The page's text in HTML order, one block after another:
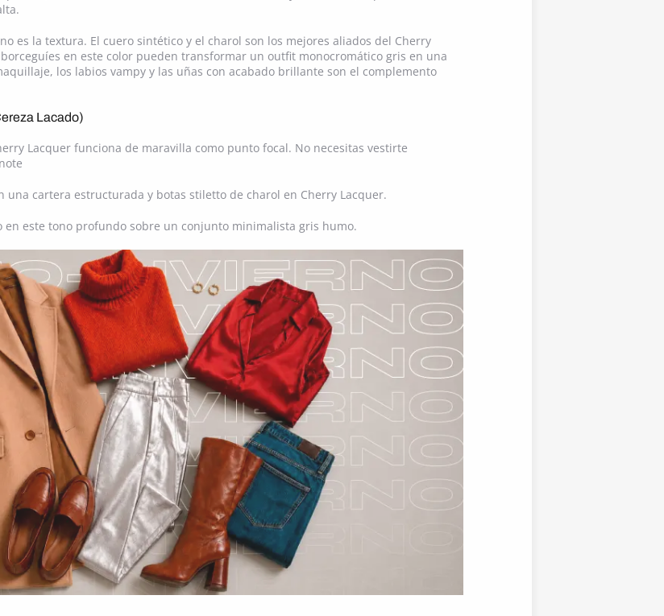
es la textura. El cuero sintético y el charol son los mejores aliados del Cherry
en este color pueden transformar un outfit monocromático gris en una
los labios vampy y las uñas con acabado brillante son el complemento
Lacado)
Lacquer funciona de maravilla como punto focal. No necesitas vestirte
una cartera estructurada y botas stiletto de charol en Cherry Lacquer.
en este tono profundo sobre un conjunto minimalista gris humo.